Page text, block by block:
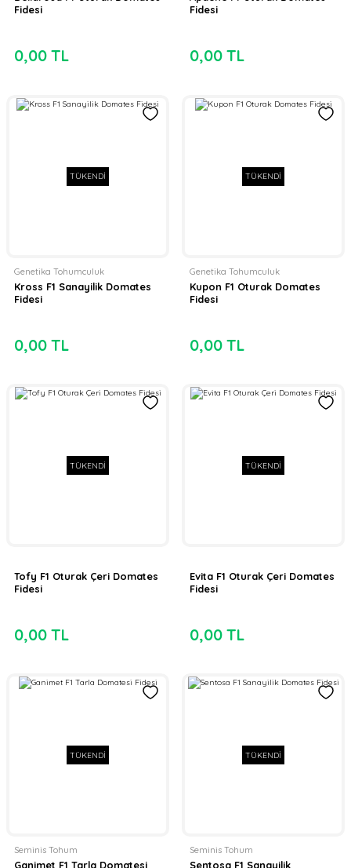
Fidesi
0,00 TL
Fidesi
0,00 TL
TÜKENDİ
Genetika Tohumculuk
Kross F1 Sanayilik Domates
Fidesi
0,00 TL
TÜKENDİ
Genetika Tohumculuk
Kupon F1 Oturak Domates
Fidesi
0,00 TL
TÜKENDİ
Tofy F1 Oturak Çeri Domates
Fidesi
0,00 TL
TÜKENDİ
Evita F1 Oturak Çeri Domates
Fidesi
0,00 TL
TÜKENDİ
Seminis Tohum
Ganimet F1 Tarla Domatesi
TÜKENDİ
Seminis Tohum
Sentosa F1 Sanayilik